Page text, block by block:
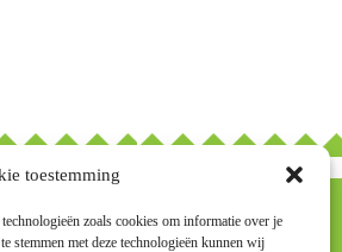
toestemming
zoals cookies om informatie over je
stemmen met deze technologieën kunnen wij